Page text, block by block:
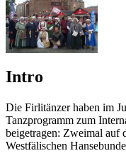
Intro
Die Firlitänzer haben im
Tanzprogramm zum
beigetragen: Zweimal auf
Westfälischen